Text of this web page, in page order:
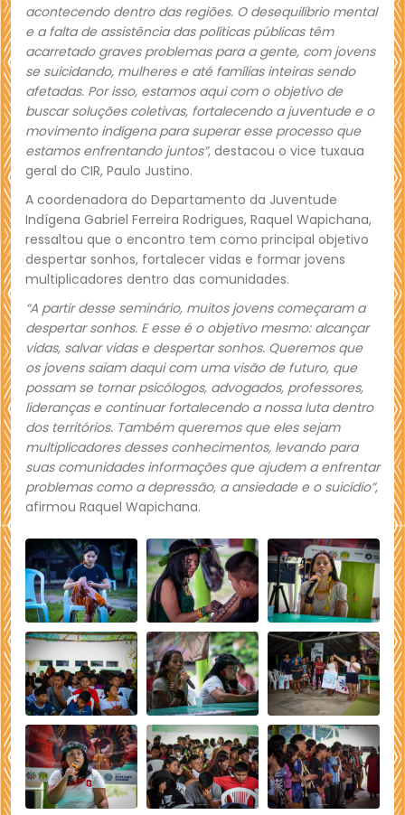
acontecendo dentro das regiões. O desequilíbrio mental
e a falta de assistência das políticas públicas têm
acarretado graves problemas para a gente, com jovens
se suicidando, mulheres e até famílias inteiras sendo
afetadas. Por isso, estamos aqui com o objetivo de
buscar soluções coletivas, fortalecendo a juventude e o
movimento indígena para superar esse processo que
estamos enfrentando juntos”, destacou o vice tuxaua
geral do CIR, Paulo Justino.
A coordenadora do Departamento da Juventude
Indígena Gabriel Ferreira Rodrigues, Raquel Wapichana,
ressaltou que o encontro tem como principal objetivo
despertar sonhos, fortalecer vidas e formar jovens
multiplicadores dentro das comunidades.
“A partir desse seminário, muitos jovens começaram a
despertar sonhos. E esse é o objetivo mesmo: alcançar
vidas, salvar vidas e despertar sonhos. Queremos que
os jovens saiam daqui com uma visão de futuro, que
possam se tornar psicólogos, advogados, professores,
lideranças e continuar fortalecendo a nossa luta dentro
dos territórios. Também queremos que eles sejam
multiplicadores desses conhecimentos, levando para
suas comunidades informações que ajudem a enfrentar
problemas como a depressão, a ansiedade e o suicídio”,
afirmou Raquel Wapichana.